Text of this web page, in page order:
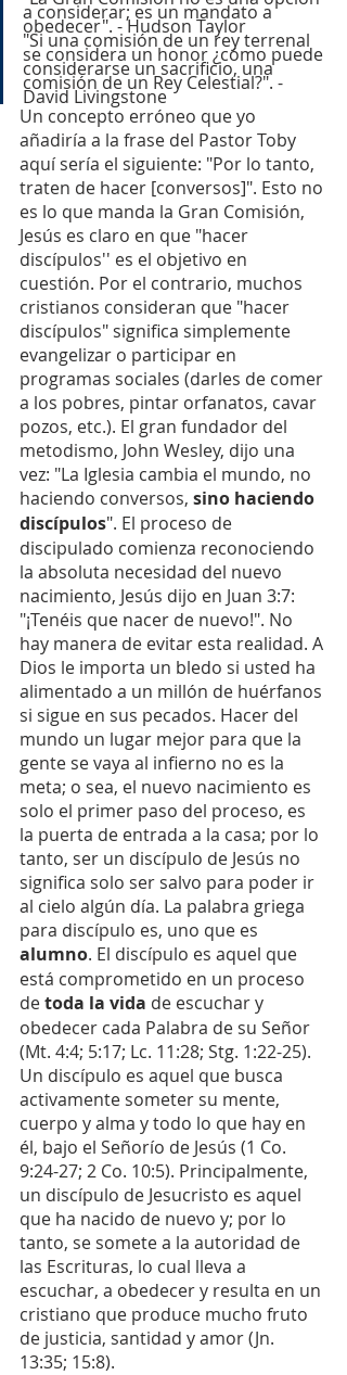
a considerar; es un mandato a
obedecer". - Hudson Taylor
"Si una comisión de un rey terrenal
se considera un honor ¿cómo puede
considerarse un sacrificio, una
comisión de un Rey Celestial?". -
David Livingstone
Un concepto erróneo que yo
añadiría a la frase del Pastor Toby
aquí sería el siguiente: "Por lo tanto,
traten de hacer [conversos]". Esto no
es lo que manda la Gran Comisión,
Jesús es claro en que "hacer
discípulos'' es el objetivo en
cuestión. Por el contrario, muchos
cristianos consideran que "hacer
discípulos" significa simplemente
evangelizar o participar en
programas sociales (darles de comer
a los pobres, pintar orfanatos, cavar
pozos, etc.). El gran fundador del
metodismo, John Wesley, dijo una
vez: "La Iglesia cambia el mundo, no
haciendo conversos, sino haciendo
discípulos". El proceso de
discipulado comienza reconociendo
la absoluta necesidad del nuevo
nacimiento, Jesús dijo en Juan 3:7:
"¡Tenéis que nacer de nuevo!". No
hay manera de evitar esta realidad. A
Dios le importa un bledo si usted ha
alimentado a un millón de huérfanos
si sigue en sus pecados. Hacer del
mundo un lugar mejor para que la
gente se vaya al infierno no es la
meta; o sea, el nuevo nacimiento es
solo el primer paso del proceso, es
la puerta de entrada a la casa; por lo
tanto, ser un discípulo de Jesús no
significa solo ser salvo para poder ir
al cielo algún día. La palabra griega
para discípulo es, uno que es
alumno. El discípulo es aquel que
está comprometido en un proceso
de toda la vida de escuchar y
obedecer cada Palabra de su Señor
(Mt. 4:4; 5:17; Lc. 11:28; Stg. 1:22-25).
Un discípulo es aquel que busca
activamente someter su mente,
cuerpo y alma y todo lo que hay en
él, bajo el Señorío de Jesús (1 Co.
9:24-27; 2 Co. 10:5). Principalmente,
un discípulo de Jesucristo es aquel
que ha nacido de nuevo y; por lo
tanto, se somete a la autoridad de
las Escrituras, lo cual lleva a
escuchar, a obedecer y resulta en un
cristiano que produce mucho fruto
de justicia, santidad y amor (Jn.
13:35; 15:8).